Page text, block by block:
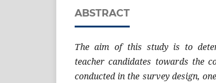
ABSTRACT
The aim of this study is to
teacher candidates towards the
conducted in the survey design,